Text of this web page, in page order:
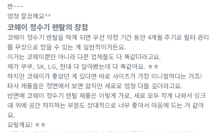
짠~~~
엄청 깔끔해요^^
코웨이 정수기 렌탈의 장점
코웨이 정수기 렌탈을 하게 되면 우선 약정 기간 동안 4개월 주기로 필터 관리
를 무상으로 받을 수 있는 게 일반적이거든요.
이거는 코웨이뿐만 아니라 다른 업체들도 다 똑같더라고요.
제가 쿠쿠, SK, LG, 현대 다 알아봤는데 다 똑같아요. ㅎㅎ
하지만 코웨이가 좋았던 게 있다면 바로 사이즈가 가장 미니멀하다는 거죠!
타사 제품들은 정면에서 보면 얇지만 세로로 엄청 다들 길더라고요.
반면에 코웨이 정수기 렌탈 제품은 이렇게 가로, 세로 모두 작게 나와서 싱크
대 위에 공간 차지하는 부분도 상대적으로 너무 좋아서 마음에 드는 거 같아
요.
요렇게요! ㅎㅎ